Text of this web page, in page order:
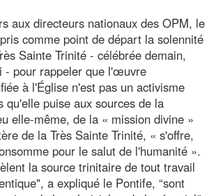
aux directeurs nationaux des OPM, le
comme point de départ la solennité
Sainte Trinité - célébrée demain,
- pour rappeler que l'œuvre
à l'Église n'est pas un activisme
qu'elle puise aux sources de la
elle-même, de la « mission divine »
de la Très Sainte Trinité, « s'offre,
pour le salut de l'humanité ».
la source trinitaire de tout travail
a expliqué le Pontife, “sont